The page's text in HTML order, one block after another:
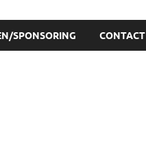
SPONSORING CONTACT